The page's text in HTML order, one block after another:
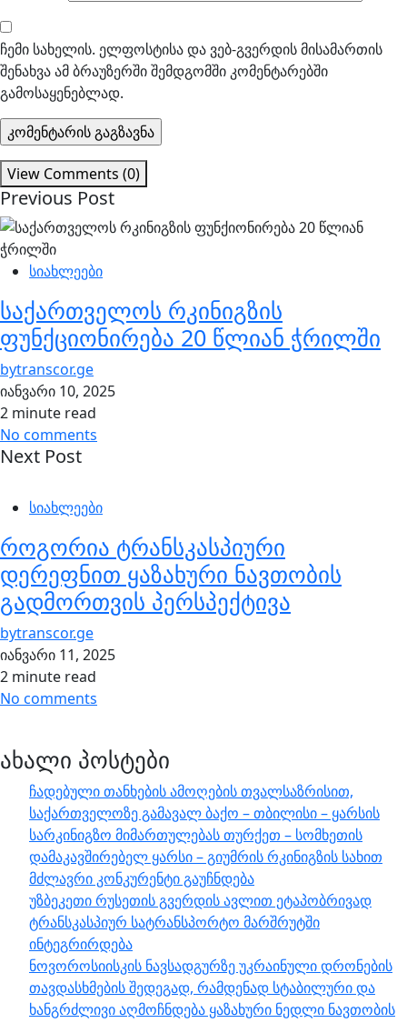
ჩემი სახელის. ელფოსტისა და ვებ-გვერდის მისამართის
შენახვა ამ ბრაუზერში შემდგომში კომენტარებში
გამოსაყენებლად.
View Comments (0)
Previous Post
სიახლეები
საქართველოს რკინიგზის
ფუნქციონირება 20 წლიან ჭრილში
bytranscor.ge
იანვარი 10, 2025
2 minute read
No comments
Next Post
სიახლეები
როგორია ტრანსკასპიური
დერეფნით ყაზახური ნავთობის
გადმორთვის პერსპექტივა
bytranscor.ge
იანვარი 11, 2025
2 minute read
No comments
ახალი პოსტები
ჩადებული თანხების ამოღების თვალსაზრისით,
საქართველოზე გამავალ ბაქო – თბილისი – ყარსის
სარკინიგზო მიმართულებას თურქეთ – სომხეთის
დამაკავშირებელ ყარსი – გიუმრის რკინიგზის სახით
მძლავრი კონკურენტი გაუჩნდება
უზბეკეთი რუსეთის გვერდის ავლით ეტაპობრივად
ტრანსკასპიურ სატრანსპორტო მარშრუტში
ინტეგრირდება
ნოვოროსიისკის ნავსადგურზე უკრაინული დრონების
თავდასხმების შედეგად, რამდენად სტაბილური და
ხანგრძლივი აღმოჩნდება ყაზახური ნედლი ნავთობის